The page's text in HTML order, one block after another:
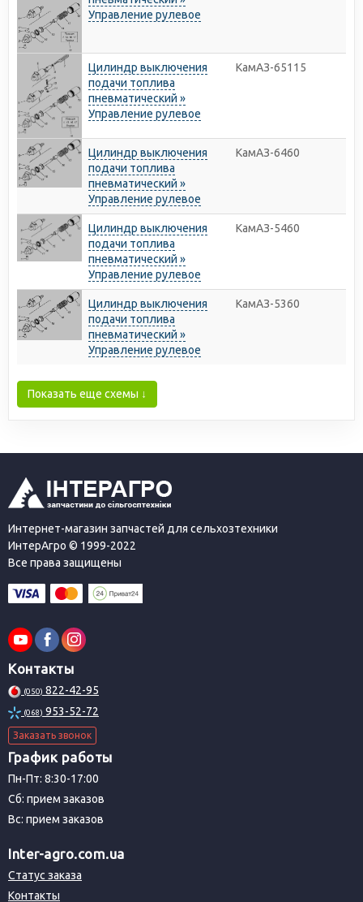
Управление рулевое
Цилиндр выключения
подачи топлива
пневматический »
Управление рулевое
КамАЗ-65115
Цилиндр выключения
подачи топлива
пневматический »
Управление рулевое
КамАЗ-6460
Цилиндр выключения
подачи топлива
пневматический »
Управление рулевое
КамАЗ-5460
Цилиндр выключения
подачи топлива
пневматический »
Управление рулевое
КамАЗ-5360
Показать еще схемы ↓
Интернет-магазин запчастей для сельхозтехники
ИнтерАгро © 1999-2022
Все права защищены
Контакты
(050) 822-42-95
(068) 953-52-72
Заказать звонок
График работы
Пн-Пт: 8:30-17:00
Сб: прием заказов
Вс: прием заказов
Inter-agro.com.ua
Статус заказа
Контакты